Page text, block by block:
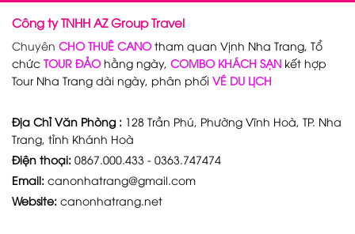
Công ty TNHH AZ Group Travel
Chuyên CHO THUÊ CANO tham quan Vịnh Nha Trang, Tổ
chức TOUR ĐẢO hằng ngày, COMBO KHÁCH SẠN kết hợp
Tour Nha Trang dài ngày, phân phối VÉ DU LỊCH
Địa Chỉ Văn Phòng : 128 Trần Phú, Phường Vĩnh Hoà, TP. Nha
Trang, tỉnh Khánh Hoà
Điện thoại: 0867.000.433 - 0363.747474
Email: canonhatrang@gmail.com
Website: canonhatrang.net